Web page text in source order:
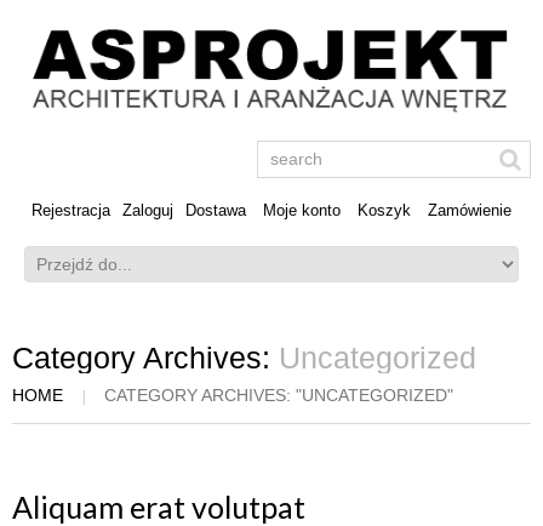
Rejestracja Zaloguj Dostawa Moje konto Koszyk Zamówienie
Category Archives: Uncategorized
HOME CATEGORY ARCHIVES: "UNCATEGORIZED"
Aliquam erat volutpat